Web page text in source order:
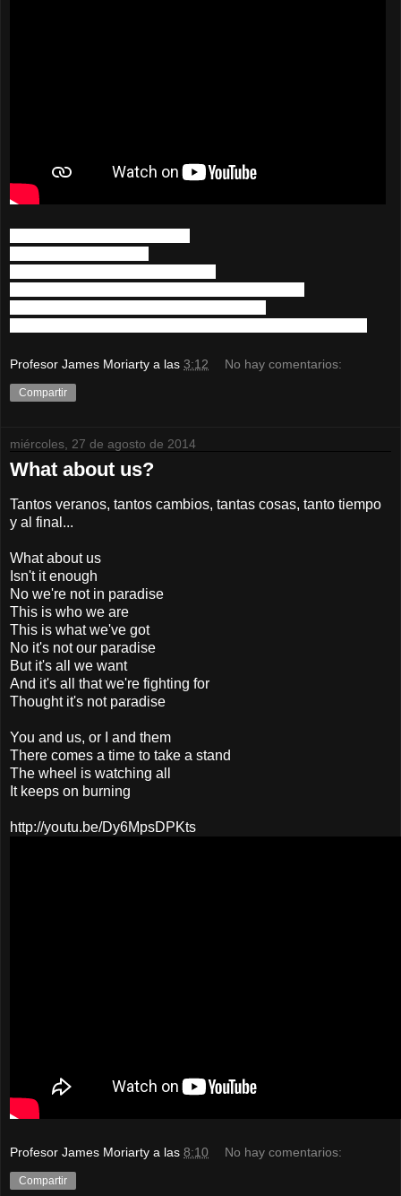
Profesor James Moriarty a las 3:12 No hay comentarios:
Compartir
miércoles, 27 de agosto de 2014
What about us?
Tantos veranos, tantos cambios, tantas cosas, tanto tiempo
y al final...
What about us
Isn't it enough
No we're not in paradise
This is who we are
This is what we've got
No it's not our paradise
But it's all we want
And it's all that we're fighting for
Thought it's not paradise
You and us, or I and them
There comes a time to take a stand
The wheel is watching all
It keeps on burning
http://youtu.be/Dy6MpsDPKts
Profesor James Moriarty a las 8:10 No hay comentarios:
Compartir